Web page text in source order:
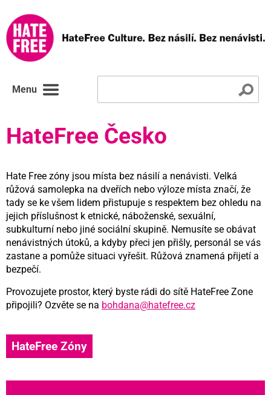
Menu
HateFree Česko
Hate Free zóny jsou místa bez násilí a nenávisti. Velká
růžová samolepka na dveřích nebo výloze místa značí, že
tady se ke všem lidem přistupuje s respektem bez ohledu na
jejich příslušnost k etnické, náboženské, sexuální,
subkulturní nebo jiné sociální skupině. Nemusíte se obávat
nenávistných útoků, a kdyby přeci jen přišly, personál se vás
zastane a pomůže situaci vyřešit. Růžová znamená přijetí a
bezpečí.
Provozujete prostor, který byste rádi do sítě HateFree Zone
připojili? Ozvěte se na bohdana@hatefree.cz
HateFree Zóny